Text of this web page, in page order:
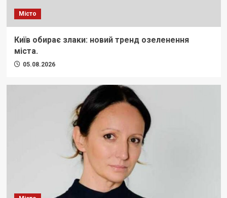
Місто
Київ обирає злаки: новий тренд озеленення
міста.
05.08.2026